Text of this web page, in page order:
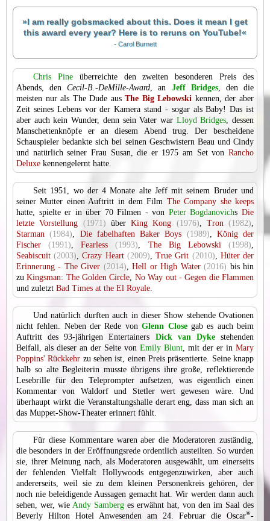
»I am really gobsmacked about this. Does it mean I get
this award every year? Here is to reruns on YouTube!«
- Carol Burnett
Chris Pineüberreichte den zweiten besonderen Preis des
Abends, denCecil-B.-DeMille-Award , an Jeff Bridges, den die
meisten nur als The Dude ausThe Big Lebowski kennen, der aber
Zeit seines Lebens vor der Kamera stand - sogar als Baby! Das ist
aber auch kein Wunder, denn sein Vater war Lloyd Bridges , dessen
Manschettenknöpfe er an diesem Abend trug. Der bescheidene
Schauspieler bedankte sich bei seinen Geschwistern Beau und Cindy
und natürlich seiner Frau Susan, die er 1975 am Set von Rancho
Deluxe kennengelernt hatte.
Seit 1951, wo der 4 Monate alte Jeff mit seinem Bruder und
seiner Mutter einen Auftritt in dem Film The Company she keeps
hatte, spielte er in über 70 Filmen - von Peter BogdanovichsDie
letzte Vorstellung (1971) über King Kong (1976) Tron (1982)
Starman
(1984) Die fabelhaften Baker Boys (1989)
König der
Fischer
(1991) ,Fearless (1993) The Big Lebowski (1998)
Seabiscuit (2003) ,Crazy Heart (2009) ,True Grit (2010)
Hüter der
Erinnerung - The Giver (2014) ,Hell or High Water (2016) bis hin
zuKingsman: The Golden Circle No Way out - Gegen die Flammen
und zuletzt Bad Times at the El Royale
Und natürlich durften auch in dieser Show stehende Ovationen
nicht fehlen. Neben der Rede vonGlenn Closegab es auch beim
Auftritt des 93-jährigen Entertainers Dick van Dykestehenden
Beifall, als dieser an der Seite von Emily Blunt , mit der er in Mary
Poppins' Rückkehr zu sehen ist, einen Preis präsentierte. Seine knapp
halb so alte Begleiterin musste übrigens ihre große, reflektierende
Lesebrille für den Teleprompter aufsetzen, was eigentlich einen
Kommentar von Waldorf und Stetler wert gewesen wäre. Und
überhaupt wirkt die Veranstaltungshalle derart eng, dass man sich an
das Muppet-Show-Theater erinnert fühlt.
Für diese Kommentare waren aber die Moderatoren zuständig,
die besonders in der Eröffnungsrede ordentlich austeilten. So wurden
sie, ihrer Meinung nach, als Moderatoren ausgewählt, um einerseits
der fehlenden Vielfalt Hollywoods entgegenzuwirken, aber auch
andererseits, weil sie zu dem kleinen Personenkreis gehören, der
noch nie beleidigende Aussagen gemacht hat. Wir werden dann auch
sehen, wer, wie Andy Samberg es erwähnt hat, von den im Saal des
Beverly Hilton Hotel Anwesenden am 24. Februar die Oscar®-